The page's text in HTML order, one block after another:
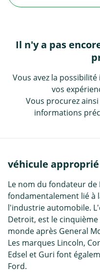
Il n'y a pas
Vous avez la
vos
Vous procurez
informations
véhicule approprié
Le nom du fondateur de
fondamentalement lié à
l'industrie automobile.
Detroit, est le
monde après General
Les marques Lincoln,
Edsel et Guri font
Ford.